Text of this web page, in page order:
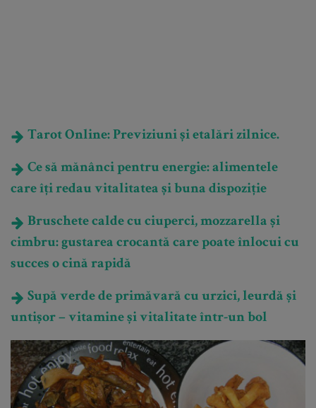
Tarot Online: Previziuni și etalări zilnice.
Ce să mănânci pentru energie: alimentele
care îți redau vitalitatea și buna dispoziție
Bruschete calde cu ciuperci, mozzarella și
cimbru: gustarea crocantă care poate înlocui cu
succes o cină rapidă
Supă verde de primăvară cu urzici, leurdă și
untișor – vitamine și vitalitate într-un bol